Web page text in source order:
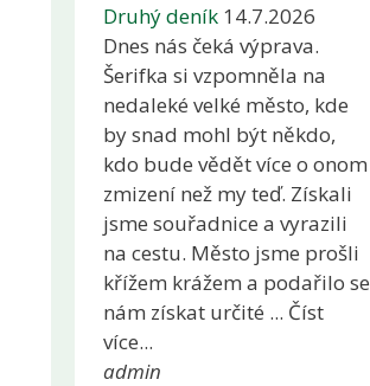
Druhý deník 14.7.2026
Dnes nás čeká výprava.
Šerifka si vzpomněla na
nedaleké velké město, kde
by snad mohl být někdo,
kdo bude vědět více o onom
zmizení než my teď. Získali
jsme souřadnice a vyrazili
na cestu. Město jsme prošli
křížem krážem a podařilo se
nám získat určité ... Číst
více...
admin